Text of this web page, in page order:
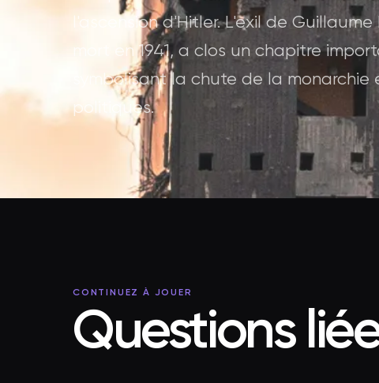
l'ascension d'Hitler. L'exil de
mort en 1941, a clos un chapitre
symbolisant la chute de la
politiques.
CONTINUEZ À JOUER
Questions